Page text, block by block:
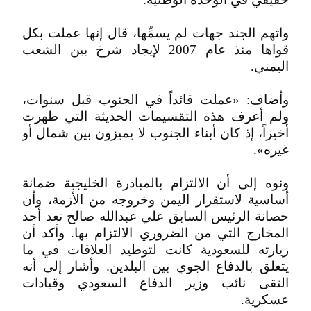
واتهم الجند جهات لم يسمِّها، قال إنها عملت بكل
قواها منذ عام 2007 لإيجاد شرخ بين الشعب
اليمني.
وأضاف: «عملت قائداً في الجنوب قبل سنوات،
ولم أعرف هذه التقسيمات الحديثة التي ظهرت
أخيراً، إذ كان أبناء الجنوب لا يميزون بين شمال أو
غيره».
ونوه إلى أن الالتزام بالمبادرة الخليجية ضمانة
أساسية لاستقرار اليمن وخروجه من الأزمة، وأن
حصانة الرئيس السابق علي عبدالله صالح تعد أحد
المخارج التي من الضروري الالتزام بها. وأكد أن
زيارته للسعودية كانت لتوطيد العلاقات في ما
يتعلق بالدفاع الجوي بين البلدين. وأشار إلى أنه
التقى نائب وزير الدفاع السعودي وقيادات
عسكرية.